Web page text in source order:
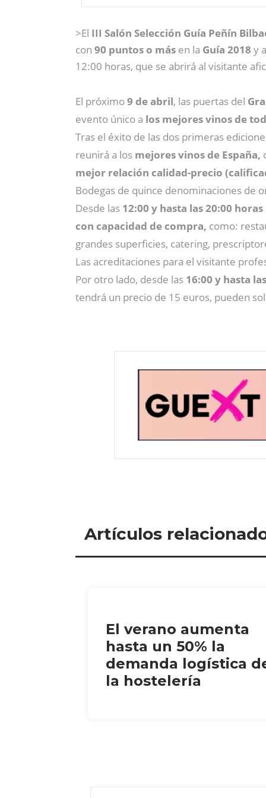
>El III Salón Selección Guía Peñín
con 90 puntos o más en la Guía 2018 y
12:00 horas, que se abrirá al visitante
El próximo9 de abril, las puertas del
evento único a los mejores vinos de
Tras el éxito de las dos primeras
reunirá a los mejores vinos de España,
mejor relación calidad-precio
Bodegas de quince denominaciones de
Desde las 12:00 y hasta las 20:00 horas
con capacidad de compra, como:
grandes superficies, catering,
Las acreditaciones para el visitante
Por otro lado, desde las 16:00 y hasta
tendrá un precio de 15 euros, pueden
Artículos
El verano aumenta
hasta un 50% la
demanda logística
la hostelería